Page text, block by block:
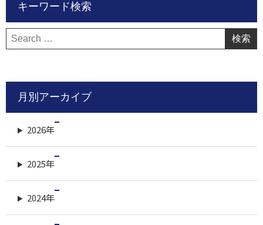
キーワード検索
検
索:
月別アーカイブ
2026年
2025年
2024年